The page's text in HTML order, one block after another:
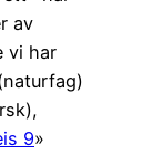
av
vi har
9»